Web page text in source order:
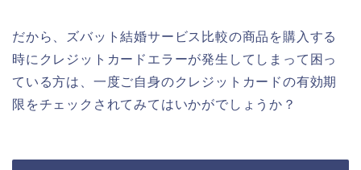
だから、ズバット結婚サービス比較の商品を購入する
時にクレジットカードエラーが発生してしまって困っ
ている方は、一度ご自身のクレジットカードの有効期
限をチェックされてみてはいかがでしょうか？